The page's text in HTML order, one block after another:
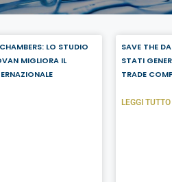
LO STUDIO
MIGLIORA IL
SAVE THE
STATI
TRADE
LEGGI TUTTO